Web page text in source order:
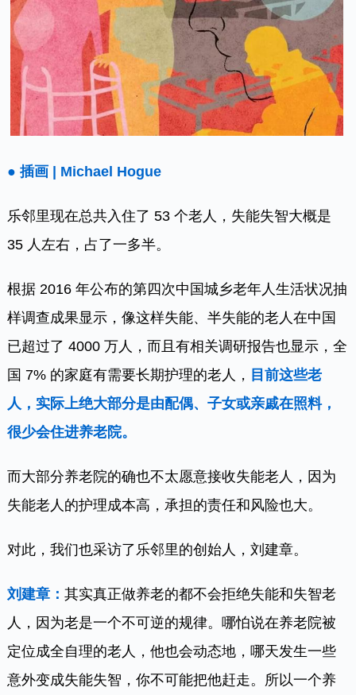
● 插画 | Michael Hogue
乐邻里现在总共入住了 53 个老人，失能失智大概是
35 人左右，占了一多半。
根据 2016 年公布的第四次中国城乡老年人生活状况抽
样调查成果显示，像这样失能、半失能的老人在中国
已超过了 4000 万人，而且有相关调研报告也显示，全
国 7% 的家庭有需要长期护理的老人， 目前这些老
人，实际上绝大部分是由配偶、子女或亲戚在照料，
很少会住进养老院。
而大部分养老院的确也不太愿意接收失能老人，因为
失能老人的护理成本高，承担的责任和风险也大。
对此，我们也采访了乐邻里的创始人，刘建章。
刘建章：其实真正做养老的都不会拒绝失能和失智老
人，因为老是一个不可逆的规律。哪怕说在养老院被
定位成全自理的老人，他也会动态地，哪天发生一些
意外变成失能失智，你不可能把他赶走。所以一个养